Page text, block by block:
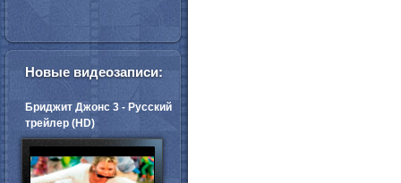
Новые видеозаписи:
Бриджит Джонс 3 - Русский
трейлер (HD)